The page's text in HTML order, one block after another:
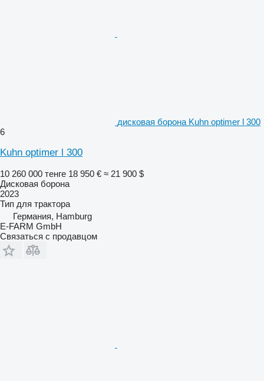
дисковая борона Kuhn optimer l 300
6
Kuhn optimer l 300
10 260 000 тенге 18 950 € ≈ 21 900 $
Дисковая борона
2023
Тип для трактора
Германия, Hamburg
E-FARM GmbH
Связаться с продавцом